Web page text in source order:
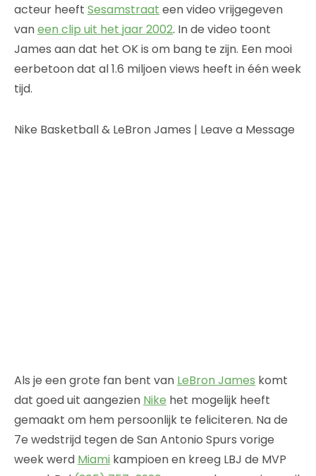
acteur heeft Sesamstraat een video vrijgegeven
vaneen clip uit het jaar 2002. In de video toont
James aan dat het OK is om bang te zijn. Een mooi
eerbetoon dat al 1.6 miljoen views heeft in één week
tijd.
Nike Basketball & LeBron James | Leave a Message
Als je een grote fan bent van LeBron James komt
dat goed uit aangezien Nike het mogelijk heeft
gemaakt om hem persoonlijk te feliciteren. Na de
7e wedstrijd tegen de San Antonio Spurs vorige
week werd Miami kampioen en kreeg LBJ de MVP